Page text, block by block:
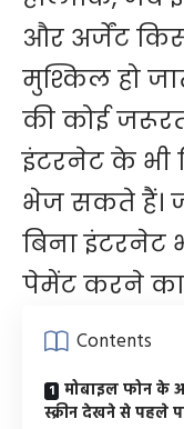
और अर्जेंट
मुश्किल हो
की कोई
इंटरनेट के भी
भेज सकते हैं।
बिना
पेमेंट करने का
Contents
मोबाइल फोन के
स्क्रीन देखने से पहले